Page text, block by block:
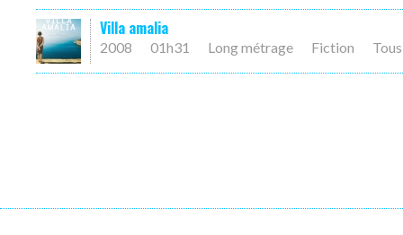
Villa amalia
2008 01h31 Long métrage Fiction